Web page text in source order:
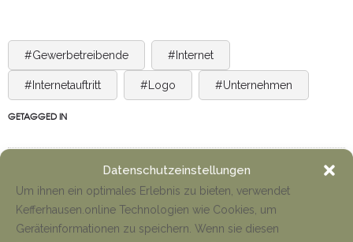
Datenschutzeinstellungen
Um ihnen ein optimales Erlebnis zu bieten, verwendet
Kefferhausen.online Technologien wie Cookies, um
Geräteinformationen zu speichern. Wenn sie diesen
#Gewerbetreibende #Internet
#Internetauftritt #Logo #Unternehmen
GETAGGED IN